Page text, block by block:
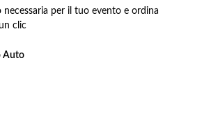
necessaria per il tuo evento e ordina
clic
Auto